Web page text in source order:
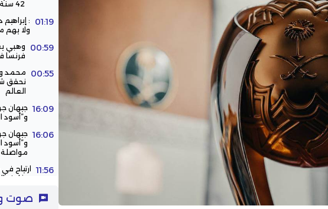
42 سنة
01:19
:
ولا يهم
00:59
وهبي
فرنسا
00:55
محمد
نحقق
العالم
16:09 جيهان
و”أسود
16:06 جيهان
مواصلة
11:56
ارتياح
مخاوف
11:43
الحظ
الركبة
صوت